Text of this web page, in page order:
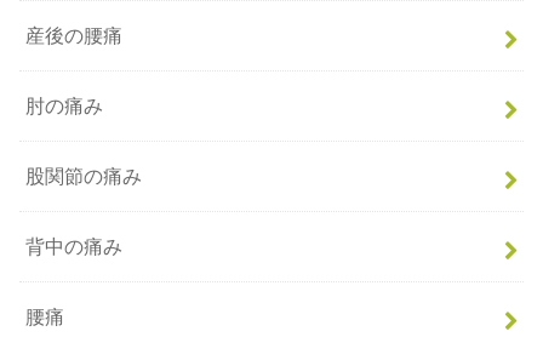
産後の腰痛
肘の痛み
股関節の痛み
背中の痛み
腰痛